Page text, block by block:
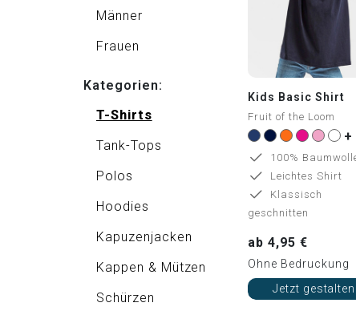
Männer
Frauen
Kategorien:
T-Shirts
Tank-Tops
Polos
Hoodies
Kapuzenjacken
Kappen & Mützen
Schürzen
Kids Basic Shirt
Fruit of the Loom
+
100%
Leichtes Shirt
Klassisch
geschnitten
ab 4,95 €
Ohne Bedruckung
Jetzt gestalten